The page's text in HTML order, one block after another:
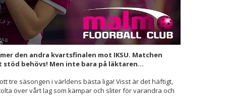
den andra kvartsfinalen mot IKSU. Matchen
stöd behövs! Men inte bara på läktaren...
tre säsongen i världens bästa liga! Visst är det häftigt,
över vårt lag som kämpar och sliter för varandra och